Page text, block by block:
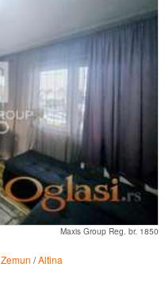
Maxis Group Reg. br. 1850
Zemun /Altina